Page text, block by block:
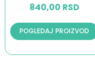
840,00 RSD
POGLEDAJ PROIZVOD